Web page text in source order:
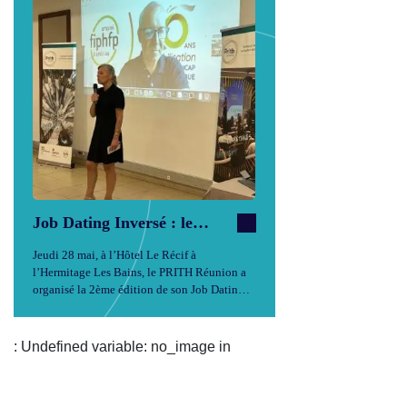
Job Dating Inversé : le
PRITH Réunion renverse
(encore) les codes du
recrutement inclusif
Jeudi 28 mai, à l’Hôtel Le Récif à
l’Hermitage Les Bains, le PRITH Réunion a
organisé la 2ème édition de son Job Dating
Inversé. Ce format inclusif et innovant
recrutement, à commencer par un dispositif
: Undefined variable: no_image in